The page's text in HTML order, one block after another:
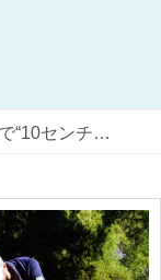
グリップひとつで“10センチ”も違う！ 「正しい」ハンドファーストのつくりかた